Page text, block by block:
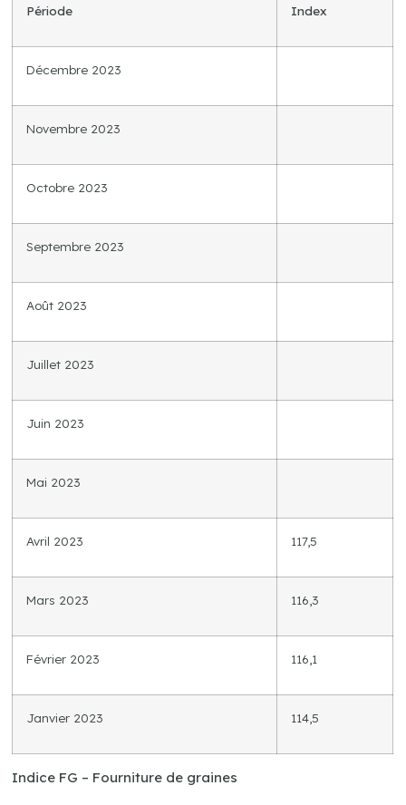
Période Index
Décembre 2023
Novembre 2023
Octobre 2023
Septembre 2023
Août 2023
Juillet 2023
Juin 2023
Mai 2023
Avril 2023 117,5
Mars 2023 116,3
Février 2023 116,1
Janvier 2023 114,5
Indice FG – Fourniture de graines